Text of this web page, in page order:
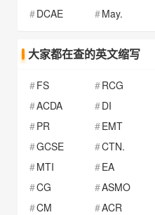
DCAE
May.
大家都在查的英文缩写
FS RCG
ACDA
DI
PR
EMT
GCSE
CTN.
MTI
EA
CG
ASMO
CM
ACR